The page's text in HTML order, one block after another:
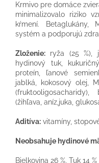
Krmivo pre domáce
minimalizovalo riziko
kŕmení. Betaglukány,
systém a podporujú
Zloženie: ryža (25 %),
hydinový tuk,
proteín, ľanové
jablká, kokosový olej,
(žihľava, aníz,juka,
Aditíva: vitamíny,
Neobsahuje hydinové
Bielkovina 26 %, Tuk 14 %